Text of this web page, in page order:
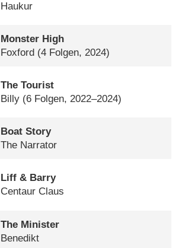
Haukur
Monster High
Foxford (4 Folgen, 2024)
The Tourist
Billy (6 Folgen, 2022–2024)
Boat Story
The Narrator
Liff & Barry
Centaur Claus
The Minister
Benedikt